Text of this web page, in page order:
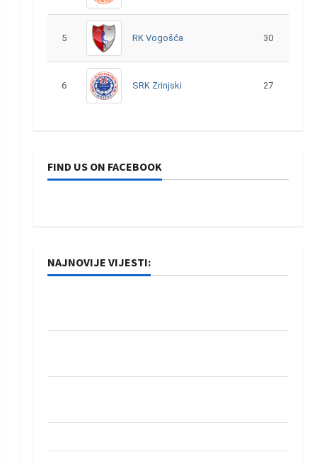
5 RK Vogošća 30
6 SRK Zrinjski 27
FIND US ON FACEBOOK
NAJNOVIJE VIJESTI: